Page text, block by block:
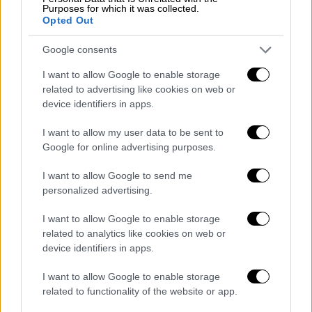
Purposes for which it was collected.
Opted Out
Google consents
I want to allow Google to enable storage
related to advertising like cookies on web or
device identifiers in apps.
I want to allow my user data to be sent to
Google for online advertising purposes.
I want to allow Google to send me
personalized advertising.
I want to allow Google to enable storage
related to analytics like cookies on web or
device identifiers in apps.
I want to allow Google to enable storage
related to functionality of the website or app.
εκτελέσεων,βασανιστηρίωνκαι
συλλήψεων.
Θάνατοι και βασανιστήρια
συμβαίνουν συχνά
σε εγκαταστάσεις κράτησης και ορισμένοι
άνθρωποι εκτελέστηκαν με συνοπτικές
διαδικασίες αφού συνελήφθησαν καθώς
προσπαθούσαν να περάσουν τα σύνορα,
σύμφωνα με το υπουργείο.
Η έκθεση δημοσιοποιήθηκε ενώ η Νότια
Κορέα επιδιώκει νατονίσει την αποτυχία
βελτιώσει τιςσυνθήκες διαβίωσης
ενώ
σπεύδει να ενισχύσει το πυρηνικό και το
Ο πρόεδρος της Νότιας Κορέας Γιουν Σουκ-